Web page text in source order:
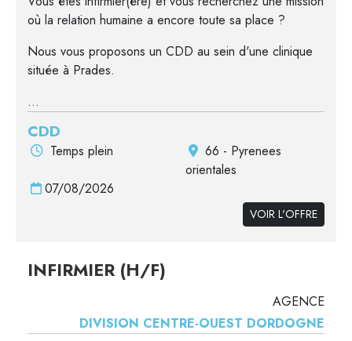
où la relation humaine a encore toute sa place ?
Nous vous proposons un CDD au sein d'une clinique
située à Prades.
...
CDD
Temps plein
66 - Pyrenees
orientales
07/08/2026
VOIR L'OFFRE
INFIRMIER (H/F)
AGENCE
DIVISION CENTRE-OUEST DORDOGNE